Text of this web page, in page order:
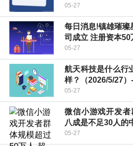
05-27
每日消息!镇雄璀璨
司成立 注册资本50
05-27
航天科技是什么行
样？（2026/5/27）
05-27
微信小游戏开发
八成是不足30人的
05-27